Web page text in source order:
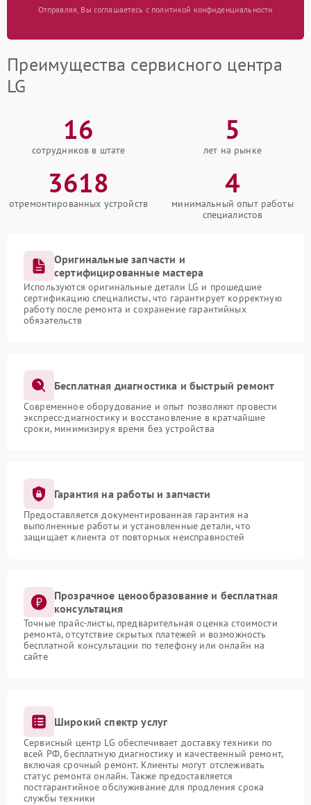
Отправляя, Вы соглашаетесь с политикой конфиденциальности
Преимущества сервисного центра
LG
16
сотрудников в штате
5
лет на рынке
3618
отремонтированных устройств
4
минимальный опыт работы
специалистов
Оригинальные запчасти и
сертифицированные мастера
Используются оригинальные детали LG и прошедшие
сертификацию специалисты, что гарантирует корректную
работу после ремонта и сохранение гарантийных
обязательств
Бесплатная диагностика и быстрый ремонт
Современное оборудование и опыт позволяют провести
экспресс-диагностику и восстановление в кратчайшие
сроки, минимизируя время без устройства
Гарантия на работы и запчасти
Предоставляется документированная гарантия на
выполненные работы и установленные детали, что
защищает клиента от повторных неисправностей
Прозрачное ценообразование и бесплатная
консультация
Точные прайс-листы, предварительная оценка стоимости
ремонта, отсутствие скрытых платежей и возможность
бесплатной консультации по телефону или онлайн на
сайте
Широкий спектр услуг
Сервисный центр LG обеспечивает доставку техники по
всей РФ, бесплатную диагностику и качественный ремонт,
включая срочный ремонт. Клиенты могут отслеживать
статус ремонта онлайн. Также предоставляется
постгарантийное обслуживание для продления срока
службы техники